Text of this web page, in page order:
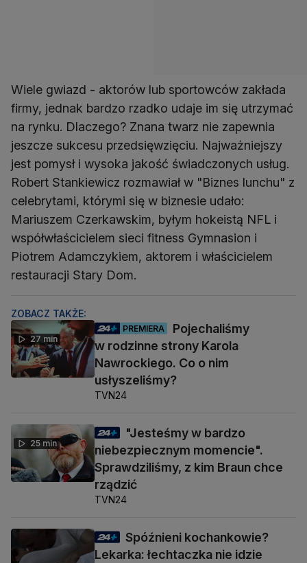
Wiele gwiazd - aktorów lub sportowców zakłada
firmy, jednak bardzo rzadko udaje im się utrzymać
na rynku. Dlaczego? Znana twarz nie zapewnia
jeszcze sukcesu przedsięwzięciu. Najważniejszy
jest pomysł i wysoka jakość świadczonych usług.
Robert Stankiewicz rozmawiał w "Biznes lunchu" z
celebrytami, którymi się w biznesie udało:
Mariuszem Czerkawskim, byłym hokeistą NFL i
współwłaścicielem sieci fitness Gymnasion i
Piotrem Adamczykiem, aktorem i właścicielem
restauracji Stary Dom.
ZOBACZ TAKŻE:
27 min
PREMIERA
Pojechaliśmy
w rodzinne strony Karola
Nawrockiego. Co o nim
usłyszeliśmy?
TVN24
25 min
"Jesteśmy w bardzo
niebezpiecznym momencie".
Sprawdziliśmy, z kim Braun chce
rządzić
TVN24
Spóźnieni kochankowie?
Lekarka: łechtaczka nie idzie